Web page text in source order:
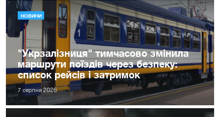
НОВИНИ
"Укрзалізниця" тимчасово змінила
маршрути поїздів через безпеку:
список рейсів і затримок
7 серпня 2026